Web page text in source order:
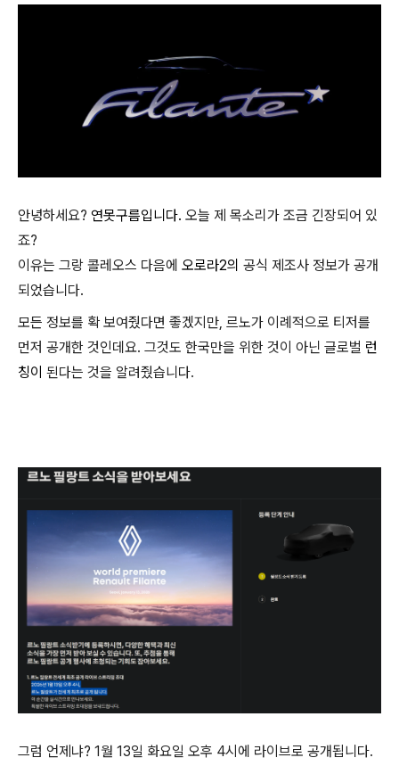
안녕하세요? 연못구름입니다. 오늘 제 목소리가 조금 긴장되어 있
죠?
이유는 그랑 콜레오스 다음에 오로라2의 공식 제조사 정보가 공개
되었습니다.
모든 정보를 확 보여줬다면 좋겠지만, 르노가 이례적으로 티저를
먼저 공개한 것인데요. 그것도 한국만을 위한 것이 아닌 글로벌 런
칭이 된다는 것을 알려줬습니다.
그럼 언제냐? 1월 13일 화요일 오후 4시에 라이브로 공개됩니다.